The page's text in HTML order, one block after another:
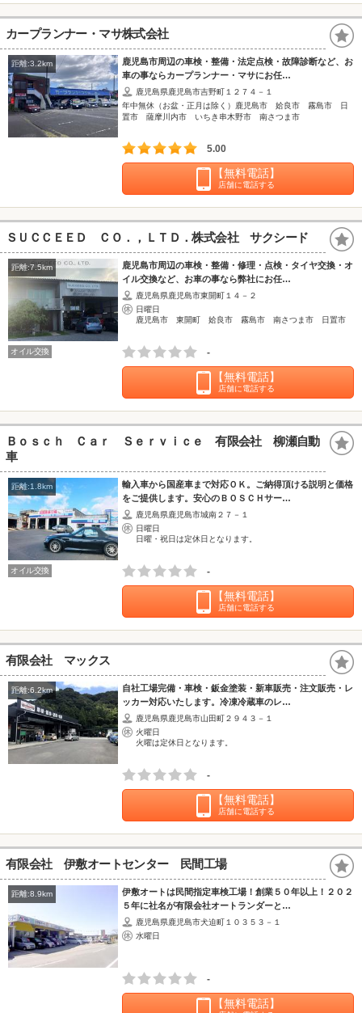
カープランナー・マサ株式会社
距離:3.2km
鹿児島市周辺の車検・整備・法定点検・故障診断など、お
車の事ならカープランナー・マサにお任…
鹿児島県鹿児島市吉野町１２７４－１
年中無休（お盆・正月は除く）鹿児島市 姶良市 霧島市 日
置市 薩摩川内市 いちき串木野市 南さつま市
5.00
【無料電話】
店舗に電話する
ＳＵＣＣＥＥＤ ＣＯ．，ＬＴＤ．株式会社 サクシード
距離:7.5km
鹿児島市周辺の車検・整備・修理・点検・タイヤ交換・オ
イル交換など、お車の事なら弊社にお任…
鹿児島県鹿児島市東開町１４－２
日曜日
鹿児島市 東開町 姶良市 霧島市 南さつま市 日置市
オイル交換 -
【無料電話】
店舗に電話する
Ｂｏｓｃｈ Ｃａｒ Ｓｅｒｖｉｃｅ 有限会社 柳瀬自動
車
距離:1.8km
輸入車から国産車まで対応ＯＫ。ご納得頂ける説明と価格
をご提供します。安心のＢＯＳＣＨサー…
鹿児島県鹿児島市城南２７－１
日曜日
日曜・祝日は定休日となります。
オイル交換 -
【無料電話】
店舗に電話する
有限会社 マックス
距離:6.2km
自社工場完備・車検・鈑金塗装・新車販売・注文販売・レ
ッカー対応いたします。冷凍冷蔵車のレ…
鹿児島県鹿児島市山田町２９４３－１
火曜日
火曜は定休日となります。
-
【無料電話】
店舗に電話する
有限会社 伊敷オートセンター 民間工場
距離:8.9km
伊敷オートは民間指定車検工場！創業５０年以上！２０２
５年に社名が有限会社オートランダーと…
鹿児島県鹿児島市犬迫町１０３５３－１
水曜日
-
【無料電話】